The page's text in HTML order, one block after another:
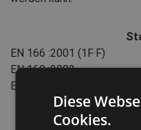
EN 166 :2001 (1F·F)
EN 169:2002
EN 170
Diese
Cookies.